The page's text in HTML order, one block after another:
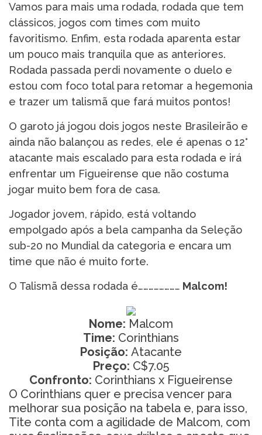
Vamos para mais uma rodada, rodada que tem
clássicos, jogos com times com muito
favoritismo. Enfim, esta rodada aparenta estar
um pouco mais tranquila que as anteriores.
Rodada passada perdi novamente o duelo e
estou com foco total para retomar a hegemonia
e trazer um talismã que fará muitos pontos!
O garoto já jogou dois jogos neste Brasileirão e
ainda não balançou as redes, ele é apenas o 12°
atacante mais escalado para esta rodada e irá
enfrentar um Figueirense que não costuma
jogar muito bem fora de casa.
Jogador jovem, rápido, está voltando
empolgado após a bela campanha da Seleção
sub-20 no Mundial da categoria e encara um
time que não é muito forte.
O Talismã dessa rodada é…………………… Malcom!
Nome: Malcom
Time: Corinthians
Posição: Atacante
Preço: C$7.05
Confronto: Corinthians x Figueirense
O Corinthians quer e precisa vencer para
melhorar sua posição na tabela e, para isso,
Tite conta com a agilidade de Malcom, com